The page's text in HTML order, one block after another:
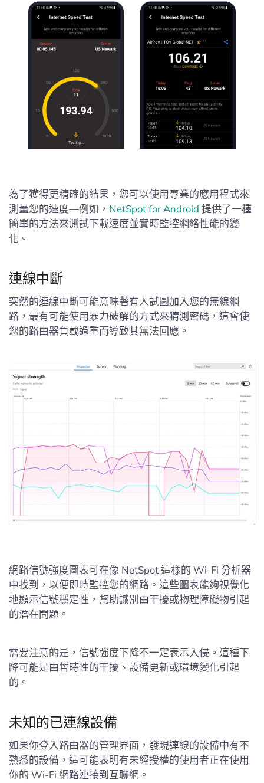
為了獲得更精確的結果，您可以使用專業的應用程式來
測量您的速度—例如， NetSpot for Android 提供了一種
簡單的方法來測試下載速度並實時監控網絡性能的變
化。
連線中斷
突然的連線中斷可能意味著有人試圖加入您的無線網
路，最有可能使用暴力破解的方式來猜測密碼，這會使
您的路由器負載過重而導致其無法回應。
網路信號強度圖表可在像 NetSpot 這樣的 Wi-Fi 分析器
中找到，以便即時監控您的網路。這些圖表能夠視覺化
地顯示信號穩定性，幫助識別由干擾或物理障礙物引起
的潛在問題。
需要注意的是，信號強度下降不一定表示入侵。這種下
降可能是由暫時性的干擾、設備更新或環境變化引起
的。
未知的已連線設備
如果你登入路由器的管理界面，發現連線的設備中有不
熟悉的設備，這可能表明有未經授權的使用者正在使用
你的 Wi-Fi 網路連接到互聯網。